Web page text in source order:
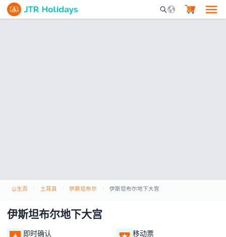
Mobile Search
主页 土耳其 伊斯坦布尔 伊斯坦布尔地下大宫
伊斯坦布尔地下大宫
即时确认 移动票